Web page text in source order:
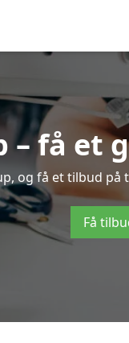
få et
og få et tilbud
Få